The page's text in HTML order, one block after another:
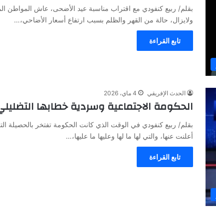
بقلم/ ربيع كنفودي مع اقتراب مناسبة عيد الأضحى، عاش المواطن
ولايزال، حالة من القهر والظلم بسبب ارتفاع أسعار الأضاحي،…
تابع القراءة
الحدث الإفريقي 4 ماي، 2026
الحكومة الاجتماعية وسردية خطابها
بقلم/ ربيع كنفودي في الوقت الذي كانت الحكومة تفتخر بالحصيلة
أعلنت عنها، والتي لها ما لها وعليها ما عليها،…
تابع القراءة